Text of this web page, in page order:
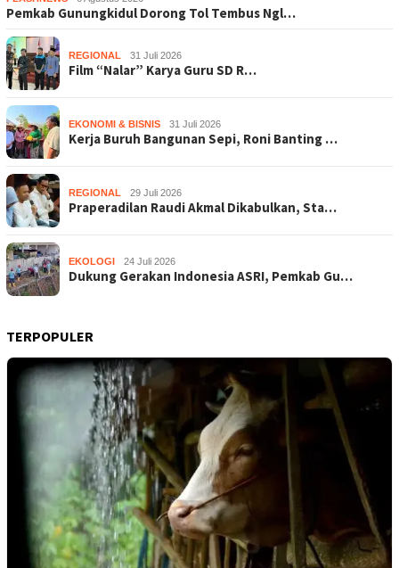
Pemkab Gunungkidul Dorong Tol Tembus Ngl…
REGIONAL 31 Juli 2026
Film “Nalar” Karya Guru SD R…
EKONOMI & BISNIS 31 Juli 2026
Kerja Buruh Bangunan Sepi, Roni Banting …
REGIONAL 29 Juli 2026
Praperadilan Raudi Akmal Dikabulkan, Sta…
EKOLOGI 24 Juli 2026
Dukung Gerakan Indonesia ASRI, Pemkab Gu…
TERPOPULER